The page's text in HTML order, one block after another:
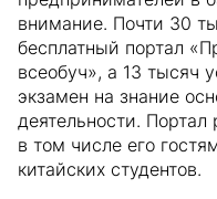
внимание. Почти 30
бесплатный портал
всеобуч», а 13 тысяч
экзамен на знание
деятельности. Портал
в том числе его
китайских студентов.